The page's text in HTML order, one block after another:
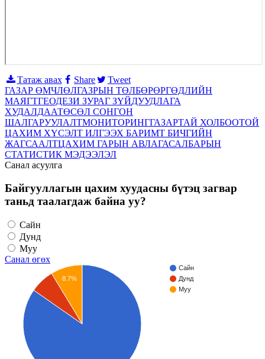
Татаж авах Share
Tweet
ГАЗАР ӨМЧЛӨЛГАЗРЫН ТӨЛБӨРӨРГӨДЛИЙН
МАЯГТГЕОДЕЗИ ЗУРАГ ЗҮЙДУУДЛАГА
ХУДАЛДААТӨСӨЛ СОНГОН
ШАЛГАРУУЛАЛТМОНИТОРИНГГАЗАРТАЙ ХОЛБООТОЙ
ЦАХИМ ХҮСЭЛТ ИЛГЭЭХ БАРИМТ БИЧГИЙН
ЖАГСААЛТЦАХИМ ГАРЫН АВЛАГАСАЛБАРЫН
СТАТИСТИК МЭДЭЭЛЭЛ
Санал асуулга
Байгууллагын цахим хуудасны бүтэц загвар
таньд таалагдаж байна уу?
Сайн
Дунд
Муу
Санал өгөх
Сайн
Дунд
Муу
8.7%